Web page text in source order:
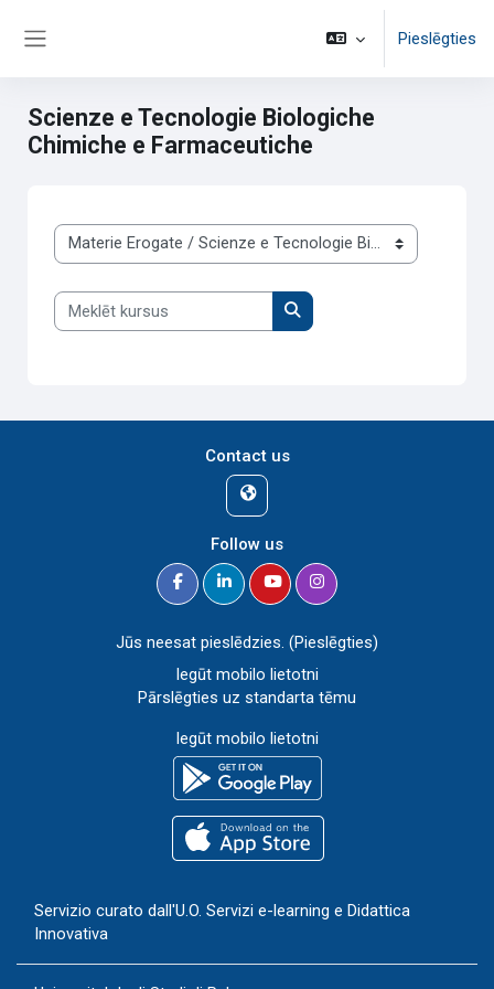
Pieslēgties
Scienze e Tecnologie Biologiche
Chimiche e Farmaceutiche
Kursu kategorijas
Meklēt kursus
Meklēt kursus
Contact us
Follow us
Jūs neesat pieslēdzies. (Pieslēgties)
Iegūt mobilo lietotni
Pārslēgties uz standarta tēmu
Iegūt mobilo lietotni
Servizio curato dall'U.O. Servizi e-learning e Didattica
Innovativa